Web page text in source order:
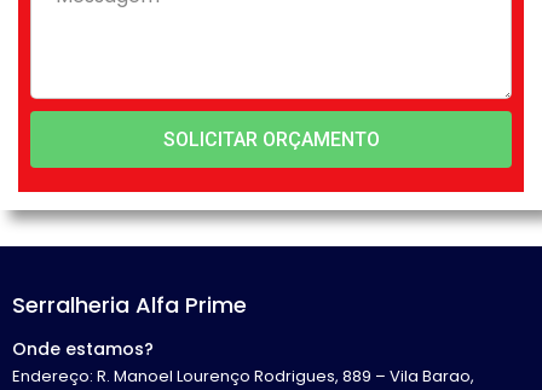
SOLICITAR ORÇAMENTO
Serralheria Alfa Prime
Onde estamos?
Endereço: R. Manoel Lourenço Rodrigues, 889 – Vila Barao,